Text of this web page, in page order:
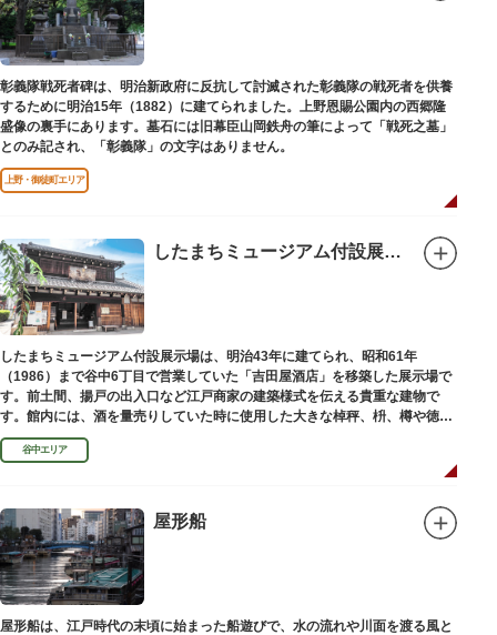
彰義隊戦死者碑は、明治新政府に反抗して討滅された彰義隊の戦死者を供養
するために明治15年（1882）に建てられました。上野恩賜公園内の西郷隆
盛像の裏手にあります。墓石には旧幕臣山岡鉄舟の筆によって「戦死之墓」
とのみ記され、「彰義隊」の文字はありません。
上野・御徒町エリア
したまちミュージアム付設展示場（旧吉田屋酒店）
したまちミュージアム付設展示場は、明治43年に建てられ、昭和61年
（1986）まで谷中6丁目で営業していた「吉田屋酒店」を移築した展示場で
す。前土間、揚戸の出入口など江戸商家の建築様式を伝える貴重な建物で
す。館内には、酒を量売りしていた時に使用した大きな棹秤、枡、樽や徳
利、宣伝用ポスターなどの資料を展示しています。
谷中エリア
屋形船
屋形船は、江戸時代の末頃に始まった船遊びで、水の流れや川面を渡る風と